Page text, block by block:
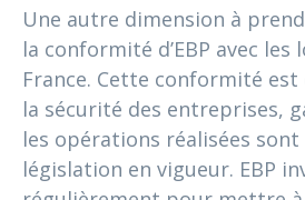
Une autre dimension à
la conformité d’EBP avec
France. Cette conformité
la sécurité des entreprises,
les opérations réalisées
législation en vigueur. EBP